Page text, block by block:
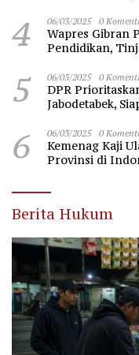
4 06/03/2025 0
Wapres Gibran
Pendidikan,
5 06/03/2025 0
DPR
Jabodetabek,
6 06/03/2025 0
Kemenag Kaji
Provinsi di
Berita Hukum